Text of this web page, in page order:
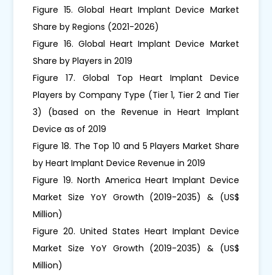
Figure 15. Global Heart Implant Device Market
Share by Regions (2021-2026)
Figure 16. Global Heart Implant Device Market
Share by Players in 2019
Figure 17. Global Top Heart Implant Device
Players by Company Type (Tier 1, Tier 2 and Tier
3) (based on the Revenue in Heart Implant
Device as of 2019
Figure 18. The Top 10 and 5 Players Market Share
by Heart Implant Device Revenue in 2019
Figure 19. North America Heart Implant Device
Market Size YoY Growth (2019-2035) & (US$
Million)
Figure 20. United States Heart Implant Device
Market Size YoY Growth (2019-2035) & (US$
Million)